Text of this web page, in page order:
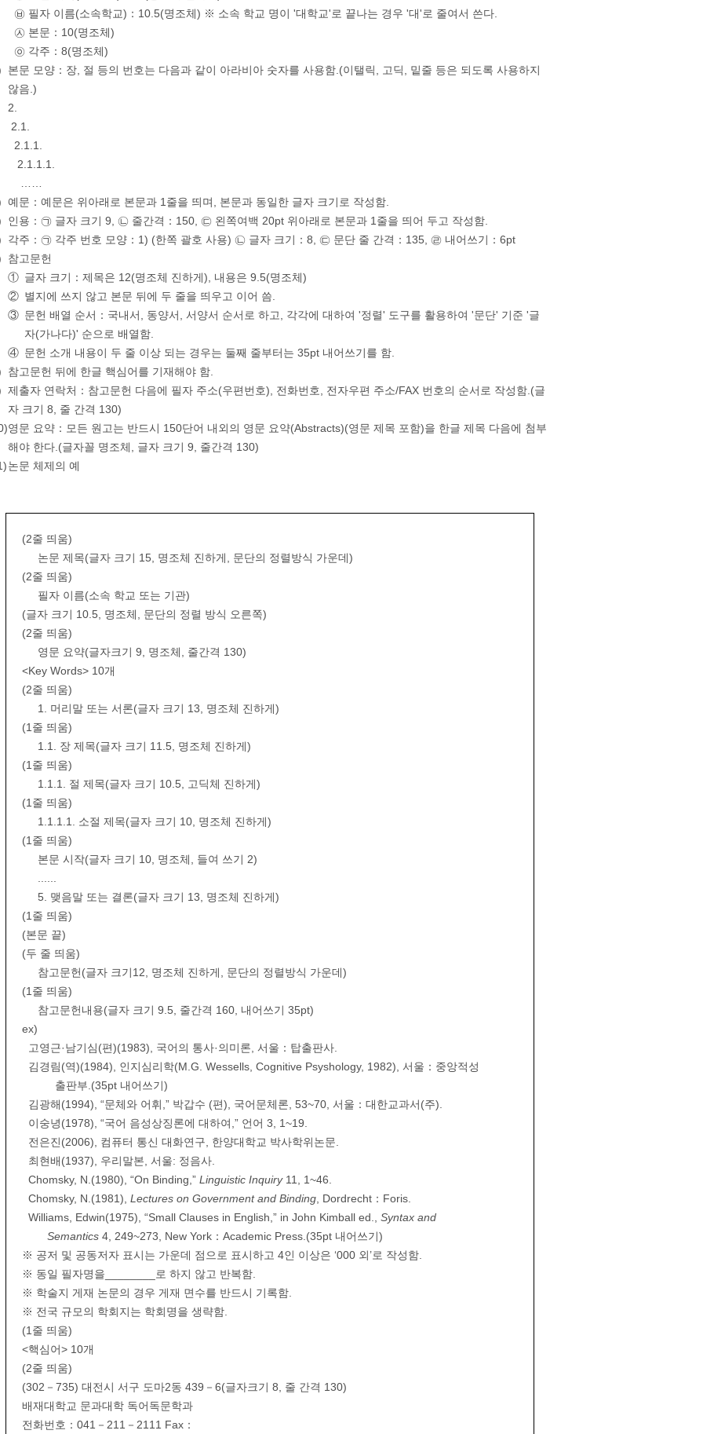
㉥ 필자 이름(소속학교)：10.5(명조체) ※ 소속 학교 명이 '대학교'로 끝나는 경우 '대'로 줄여서 쓴다.
㉦ 본문：10(명조체)
㉧ 각주：8(명조체)
본문 모양：장, 절 등의 번호는 다음과 같이 아라비아 숫자를 사용함.(이탤릭, 고딕, 밑줄 등은 되도록 사용하지
않음.)
2.
2.1.
2.1.1.
2.1.1.1.
예문：예문은 위아래로 본문과 1줄을 띄며, 본문과 동일한 글자 크기로 작성함.
인용：㉠ 글자 크기 9, ㉡ 줄간격：150, ㉢ 왼쪽여백 20pt 위아래로 본문과 1줄을 띄어 두고 작성함.
각주：㉠ 각주 번호 모양：1) (한쪽 괄호 사용) ㉡ 글자 크기：8, ㉢ 문단 줄 간격：135, ㉣ 내어쓰기：6pt
참고문헌
① 글자 크기：제목은 12(명조체 진하게), 내용은 9.5(명조체)
② 별지에 쓰지 않고 본문 뒤에 두 줄을 띄우고 이어 씀.
③ 문헌 배열 순서：국내서, 동양서, 서양서 순서로 하고, 각각에 대하여 '정렬' 도구를 활용하여 '문단' 기준 '글
자(가나다)' 순으로 배열함.
④ 문헌 소개 내용이 두 줄 이상 되는 경우는 둘째 줄부터는 35pt 내어쓰기를 함.
참고문헌 뒤에 한글 핵심어를 기재해야 함.
제출자 연락처：참고문헌 다음에 필자 주소(우편번호), 전화번호, 전자우편 주소/FAX 번호의 순서로 작성함.(글
자 크기 8, 줄 간격 130)
영문 요약：모든 원고는 반드시 150단어 내외의 영문 요약(Abstracts)(영문 제목 포함)을 한글 제목 다음에 첨부
해야 한다.(글자꼴 명조체, 글자 크기 9, 줄간격 130)
논문 체제의 예
(2줄 띄움)
논문 제목(글자 크기 15, 명조체 진하게, 문단의 정렬방식 가운데)
(2줄 띄움)
필자 이름(소속 학교 또는 기관)
(글자 크기 10.5, 명조체, 문단의 정렬 방식 오른쪽)
(2줄 띄움)
영문 요약(글자크기 9, 명조체, 줄간격 130)
<Key Words> 10개
(2줄 띄움)
1. 머리말 또는 서론(글자 크기 13, 명조체 진하게)
(1줄 띄움)
1.1. 장 제목(글자 크기 11.5, 명조체 진하게)
(1줄 띄움)
1.1.1. 절 제목(글자 크기 10.5, 고딕체 진하게)
(1줄 띄움)
1.1.1.1. 소절 제목(글자 크기 10, 명조체 진하게)
(1줄 띄움)
본문 시작(글자 크기 10, 명조체, 들여 쓰기 2)
5. 맺음말 또는 결론(글자 크기 13, 명조체 진하게)
(1줄 띄움)
(본문 끝)
(두 줄 띄움)
참고문헌(글자 크기12, 명조체 진하게, 문단의 정렬방식 가운데)
(1줄 띄움)
참고문헌내용(글자 크기 9.5, 줄간격 160, 내어쓰기 35pt)
ex)
고영근·남기심(편)(1983), 국어의 통사·의미론, 서울：탑출판사.
김경림(역)(1984), 인지심리학(M.G. Wessells, Cognitive Psyshology, 1982), 서울：중앙적성
출판부.(35pt 내어쓰기)
김광해(1994), “문체와 어휘,” 박갑수 (편), 국어문체론, 53~70, 서울：대한교과서(주).
이숭녕(1978), “국어 음성상징론에 대하여,” 언어 3, 1~19.
전은진(2006), 컴퓨터 통신 대화연구, 한양대학교 박사학위논문.
최현배(1937), 우리말본, 서울: 정음사.
Chomsky, N.(1980), “On Binding,” Linguistic Inquiry11, 1~46.
Chomsky, N.(1981), Lectures on Government and Binding , Dordrecht：Foris.
Williams, Edwin(1975), “Small Clauses in English,” in John Kimball ed., Syntax and
Semantics 4, 249~273, New York：Academic Press.(35pt 내어쓰기)
※ 공저 및 공동저자 표시는 가운데 점으로 표시하고 4인 이상은 ‘000 외’로 작성함.
※ 동일 필자명을________로 하지 않고 반복함.
※ 학술지 게재 논문의 경우 게재 면수를 반드시 기록함.
※ 전국 규모의 학회지는 학회명을 생략함.
(1줄 띄움)
<핵심어> 10개
(2줄 띄움)
(302－735) 대전시 서구 도마2동 439－6(글자크기 8, 줄 간격 130)
배재대학교 문과대학 독어독문학과
전화번호：041－211－2111 Fax：